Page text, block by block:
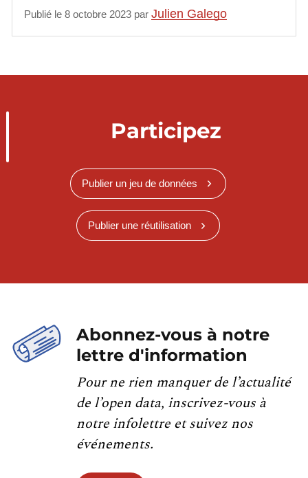
Publié le 8 octobre 2023 parJulien Galego
Participez
Publier un jeu de données
Publier une réutilisation
Abonnez-vous à notre
lettre d'information
Pour ne rien manquer de l’actualité
de l’open data, inscrivez-vous à
notre infolettre et suivez nos
événements.